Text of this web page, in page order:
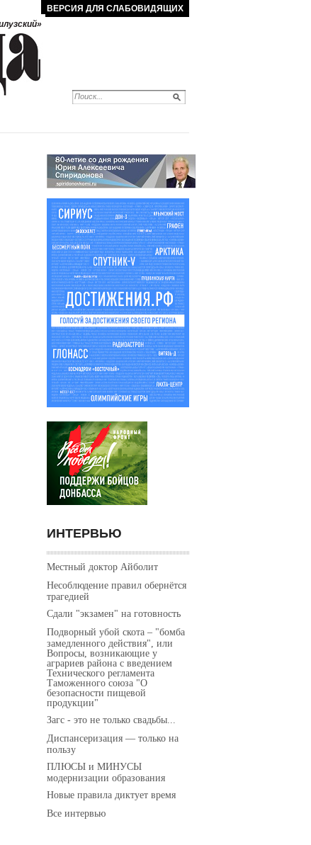
ВЕРСИЯ ДЛЯ СЛАБОВИДЯЩИХ
ИНТЕРВЬЮ
Местный доктор Айболит
Несоблюдение правил обернётся
трагедией
Сдали "экзамен" на готовность
Подворный убой скота – "бомба
замедленного действия", или
Вопросы, возникающие у
аграриев района с введением
Технического регламента
Таможенного союза "О
безопасности пищевой
продукции"
Загс - это не только свадьбы...
Диспансеризация — только на
пользу
ПЛЮСЫ и МИНУСЫ
модернизации образования
Новые правила диктует время
Все интервью